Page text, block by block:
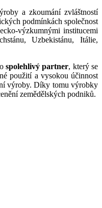
a zkoumání zvláštností
podmínkách společnost
výzkumnými institucemi
Uzbekistánu, Itálie,
spolehlivý partner, který se
použití a vysokou účinnost
výroby. Díky tomu výrobky
zemědělských podniků.